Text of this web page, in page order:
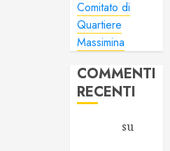
Comitato di
Quartiere
Massimina
COMMENTI
RECENTI
su